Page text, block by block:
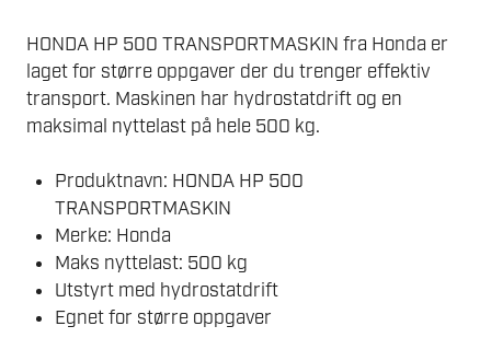
HONDA HP 500 TRANSPORTMASKIN fra Honda er
laget for større oppgaver der du trenger effektiv
transport. Maskinen har hydrostatdrift og en
maksimal nyttelast på hele 500 kg.
Produktnavn: HONDA HP 500
TRANSPORTMASKIN
Merke: Honda
Maks nyttelast: 500 kg
Utstyrt med hydrostatdrift
Egnet for større oppgaver